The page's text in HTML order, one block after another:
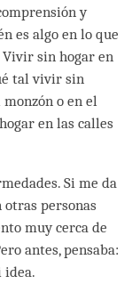
y
es algo en lo que
Vivir sin hogar en
tal vivir sin
o en el
en las calles
Si me da
otras personas
muy cerca de
antes, pensaba:
idea.